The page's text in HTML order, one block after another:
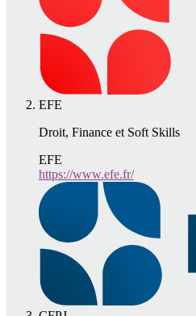
EFE
Droit, Finance et Soft Skills
EFE
https://www.efe.fr/